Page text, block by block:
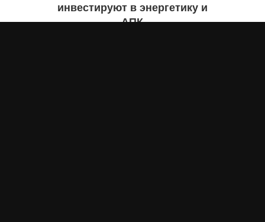
инвестируют в энергетику и
АПК